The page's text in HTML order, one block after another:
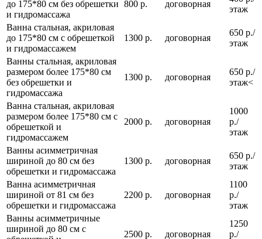
до 175*80 см без обрешетки
и гидромассажа
800 р. договорная
этаж
Ванна стальная, акриловая
до 175*80 см с обрешеткой
и гидромассажем
1300 р. договорная
650 р./
этаж
Ванны стальная, акриловая
размером более 175*80 см
без обрешетки и
гидромассажа
1300 р. договорная
650 р./
этаж<
Ванна стальная, акриловая
размером более 175*80 см с
обрешеткой и
гидромассажем
2000 р. договорная
1000
р./
этаж
Ванны асимметричная
шириной до 80 см без
обрешетки и гидромассажа
1300 р. договорная
650 р./
этаж
Ванна асимметричная
шириной от 81 см без
обрешетки и гидромассажа
2200 р. договорная
1100
р./
этаж
Ванны асимметричные
шириной до 80 см с
2500 р. договорная
1250
р./